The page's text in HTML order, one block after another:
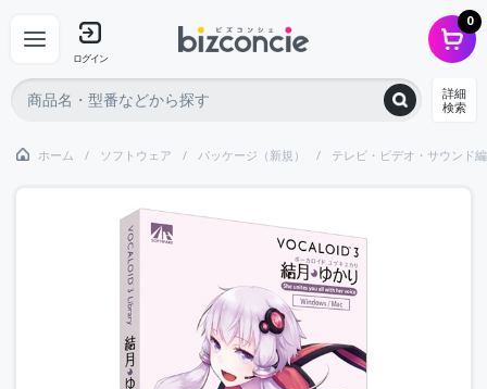
ログイン
0
詳細
検索
ホーム ソフトウェア パッケージ（新規） テレビ・ビデオ・サウンド